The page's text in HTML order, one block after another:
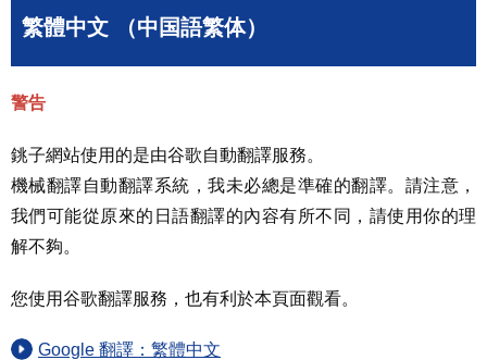
繁體中文 （中国語繁体）
警告
銚子網站使用的是由谷歌自動翻譯服務。
機械翻譯自動翻譯系統，我未必總是準確的翻譯。請注意，
我們可能從原來的日語翻譯的內容有所不同，請使用你的理
解不夠。
您使用谷歌翻譯服務，也有利於本頁面觀看。
Google 翻譯：繁體中文